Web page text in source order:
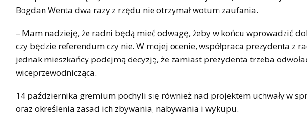
Bogdan Wenta dwa razy z rzędu nie otrzymał wotum zaufania.
– Mam nadzieję, że radni będą mieć odwagę, żeby w końcu wprowadzić
czy będzie referendum czy nie. W mojej ocenie, współpraca prezydenta z
jednak mieszkańcy podejmą decyzję, że zamiast prezydenta trzeba
wiceprzewodnicząca.
14 października gremium pochyli się również nad projektem uchwały w
oraz określenia zasad ich zbywania, nabywania i wykupu.